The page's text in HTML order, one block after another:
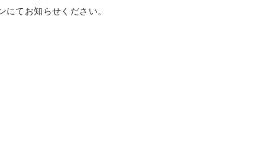
にてお知らせください。